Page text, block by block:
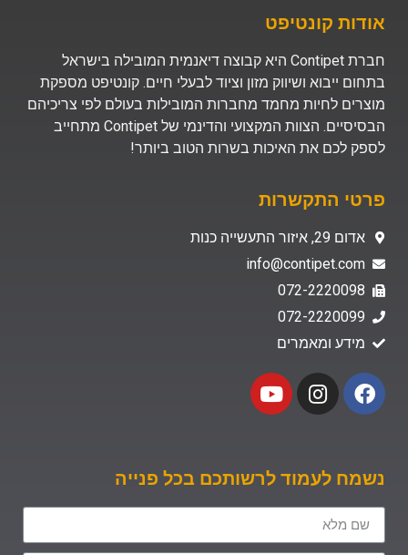
אודות קונטיפט
חברת Contipet היא קבוצה דיאנמית המובילה בישראל
בתחום ייבוא ושיווק מזון וציוד לבעלי חיים. קונטיפט מספקת
מוצרים לחיות מחמד מחברות המובילות בעולם לפי צריכיהם
הבסיסיים. הצוות המקצועי והדינמי של Contipet מתחייב
לספק לכם את האיכות בשרות הטוב ביותר!
פרטי התקשרות
אדום 29, איזור התעשייה כנות
info@contipet.com
072-2220098
072-2220099
מידע ומאמרים
נשמח לעמוד לרשותכם בכל פנייה